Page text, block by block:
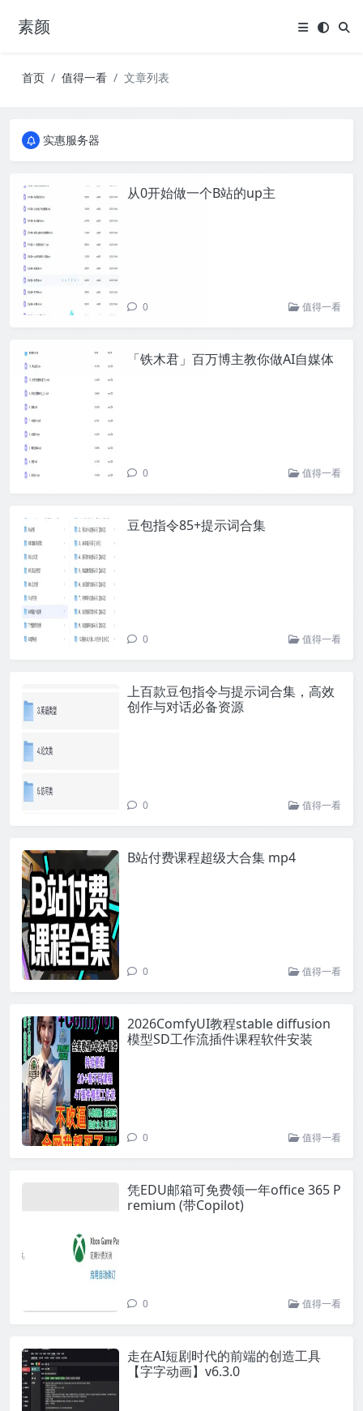
素颜
首页 值得一看 文章列表
全国免费包邮流量卡
实惠服务器
从0开始做一个B站的up主
0 值得一看
「铁木君」百万博主教你做AI自媒体
0 值得一看
豆包指令85+提示词合集
0 值得一看
上百款豆包指令与提示词合集，高效
创作与对话必备资源
0 值得一看
B站付费课程超级大合集 mp4
0 值得一看
2026ComfyUI教程stable diffusion
模型SD工作流插件课程软件安装
0 值得一看
凭EDU邮箱可免费领一年office 365 P
remium (带Copilot)
0 值得一看
走在AI短剧时代的前端的创造工具
【字字动画】v6.3.0